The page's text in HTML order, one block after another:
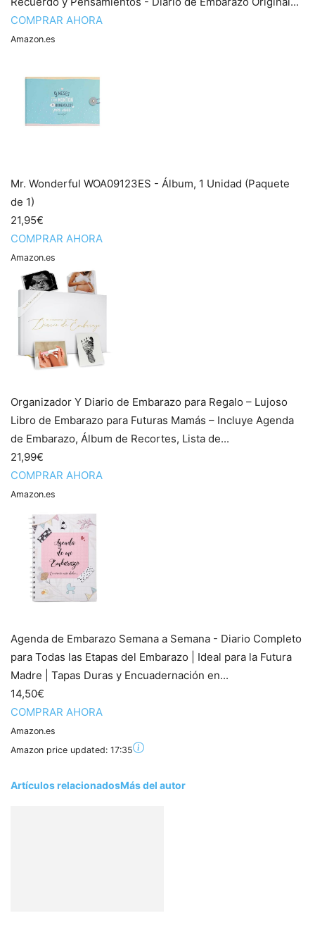
COMPRAR AHORA
Amazon.es
Mr. Wonderful WOA09123ES - Álbum, 1 Unidad (Paquete
de 1)
21,95€
COMPRAR AHORA
Amazon.es
Organizador Y Diario de Embarazo para Regalo – Lujoso
Libro de Embarazo para Futuras Mamás – Incluye Agenda
de Embarazo, Álbum de Recortes, Lista de...
21,99€
COMPRAR AHORA
Amazon.es
Agenda de Embarazo Semana a Semana - Diario Completo
para Todas las Etapas del Embarazo | Ideal para la Futura
Madre | Tapas Duras y Encuadernación en...
14,50€
COMPRAR AHORA
Amazon.es
Amazon price updated: 17:35
Artículos relacionadosMás del autor